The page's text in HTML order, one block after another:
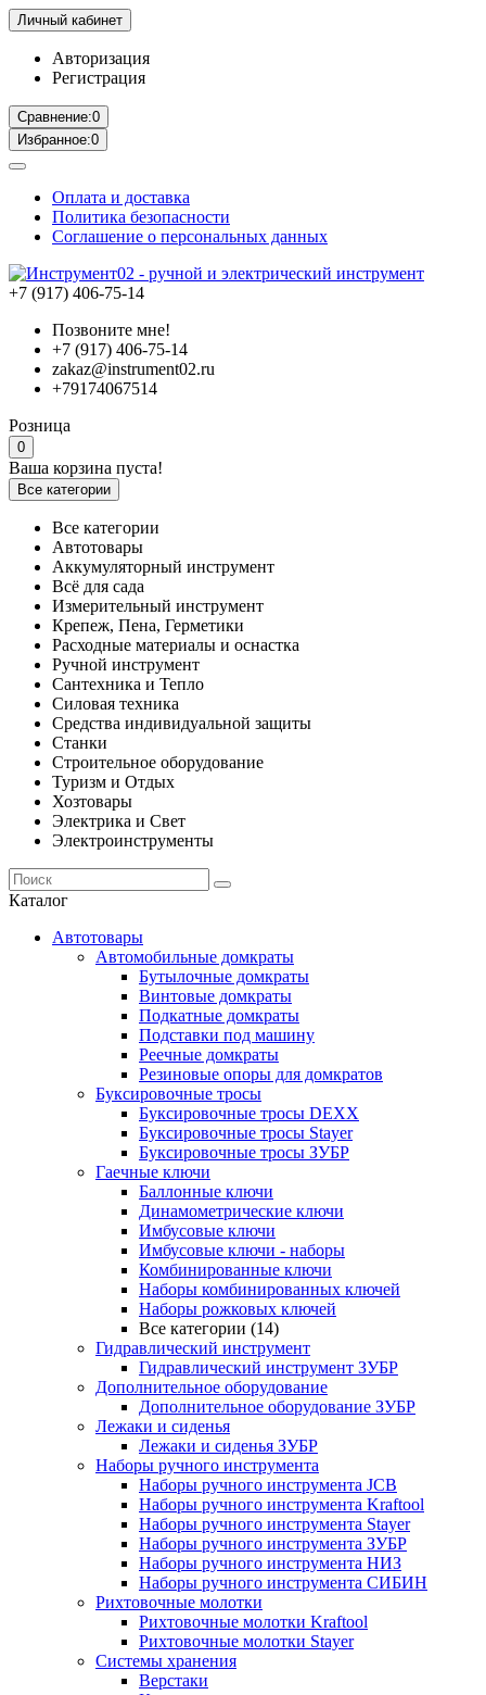
Личный кабинет
Авторизация
Регистрация
Сравнение:0
Избранное:0
Оплата и доставка
Политика безопасности
Соглашение о персональных данных
+7 (917) 406-75-14
Позвоните мне!
+7 (917) 406-75-14
zakaz@instrument02.ru
+79174067514
Розница
0
Ваша корзина пуста!
Все категории
Все категории
Автотовары
Аккумуляторный инструмент
Всё для сада
Измерительный инструмент
Крепеж, Пена, Герметики
Расходные материалы и оснастка
Ручной инструмент
Сантехника и Тепло
Силовая техника
Средства индивидуальной защиты
Станки
Строительное оборудование
Туризм и Отдых
Хозтовары
Электрика и Свет
Электроинструменты
Каталог
Автотовары
Автомобильные домкраты
Бутылочные домкраты
Винтовые домкраты
Подкатные домкраты
Подставки под машину
Реечные домкраты
Резиновые опоры для домкратов
Буксировочные тросы
Буксировочные тросы DEXX
Буксировочные тросы Stayer
Буксировочные тросы ЗУБР
Гаечные ключи
Баллонные ключи
Динамометрические ключи
Имбусовые ключи
Имбусовые ключи - наборы
Комбинированные ключи
Наборы комбинированных ключей
Наборы рожковых ключей
Все категории (14)
Гидравлический инструмент
Гидравлический инструмент ЗУБР
Дополнительное оборудование
Дополнительное оборудование ЗУБР
Лежаки и сиденья
Лежаки и сиденья ЗУБР
Наборы ручного инструмента
Наборы ручного инструмента JCB
Наборы ручного инструмента Kraftool
Наборы ручного инструмента Stayer
Наборы ручного инструмента ЗУБР
Наборы ручного инструмента НИЗ
Наборы ручного инструмента СИБИН
Рихтовочные молотки
Рихтовочные молотки Kraftool
Рихтовочные молотки Stayer
Системы хранения
Верстаки